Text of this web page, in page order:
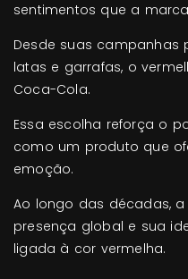
sentimentos que a
Desde suas campanhas
latas e garrafas, o
Coca-Cola.
Essa escolha reforça o
como um produto que
emoção.
Ao longo das décadas,
presença global e sua
ligada à cor vermelha.